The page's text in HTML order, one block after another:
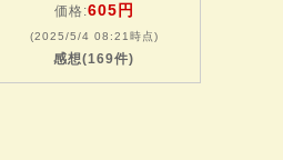
価格:605円
(2025/5/4 08:21時点)
感想(169件)